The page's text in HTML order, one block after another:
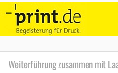
Weiterführung zusammen mit